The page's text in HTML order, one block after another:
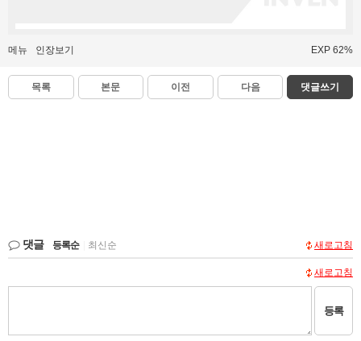
메뉴 인장보기 EXP 62%
목록 본문 이전 다음 댓글쓰기
댓글 등록순 최신순 새로고침
새로고침
등록